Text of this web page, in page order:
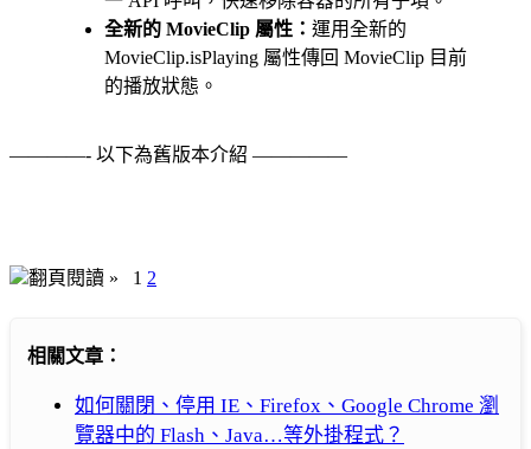
全新的 MovieClip 屬性： 運用全新的
MovieClip.isPlaying 屬性傳回 MovieClip 目前
的播放狀態。
————- 以下為舊版本介紹 —————
翻頁閱讀 » 1 2
相關文章：
如何關閉、停用 IE、Firefox、Google Chrome 瀏
覽器中的 Flash、Java…等外掛程式？